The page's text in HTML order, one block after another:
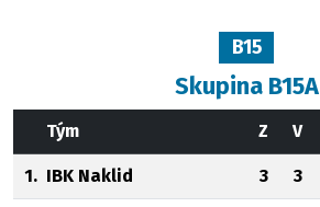
B15
Skupina B15A
Tým Z V
1. IBK Naklid 3 3